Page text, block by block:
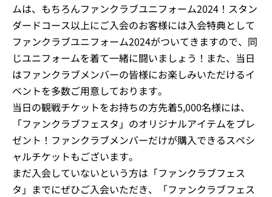
ムは、もちろんファンクラブユニフォーム2024！スタン
ダードコース以上にご入会のお客様には入会特典として
ファンクラブユニフォーム2024がついてきますので、同
じユニフォームを着て一緒に闘いましょう！また、当日
はファンクラブメンバーの皆様にお楽しみいただけるイ
ベントを多数ご用意しております。
当日の観戦チケットをお持ちの方先着5,000名様には、
「ファンクラブフェスタ」のオリジナルアイテムをプレ
ゼント！ファンクラブメンバーだけが購入できるスペシ
ャルチケットもございます。
まだ入会していないという方は「ファンクラブフェス
タ」までにぜひご入会いただき、「ファンクラブフェス